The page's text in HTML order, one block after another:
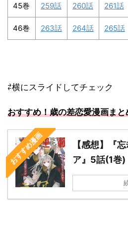
45巻 259話 260話 261話
46巻 263話 264話 265話
⇄横にスライドしてチェック
おすすめ！歳の差恋愛漫画ま
おすすめ漫画
【感想】『
ア』5話(1巻)